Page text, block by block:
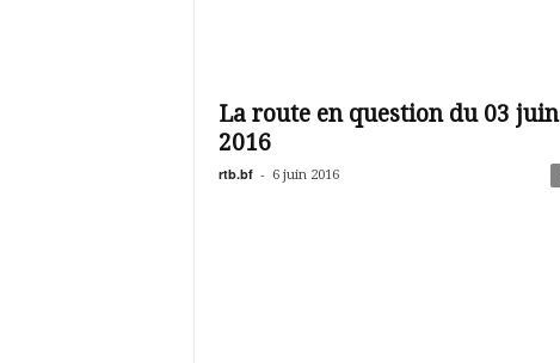
La route en question du 03 juin
2016
rtb.bf - 6 juin 2016